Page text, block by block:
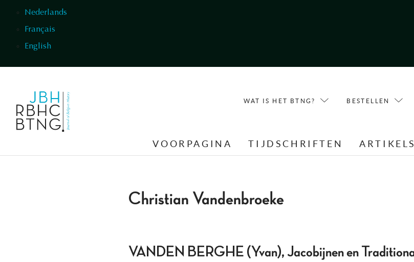
Nederlands
Français
English
WAT IS HET BTNG? BESTELLEN
VOORPAGINA TIJDSCHRIFTEN ARTIKELS
Christian Vandenbroeke
VANDEN BERGHE (Yvan), Jacobijnen en